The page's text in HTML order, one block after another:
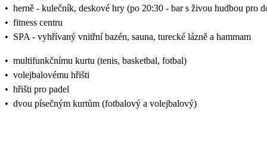
• herně - kulečník, deskové hry (po 20:30 - bar s živou hudbou pro
• fitness centru
• SPA - vyhřívaný vnitřní bazén, sauna, turecké lázně a hammam
• multifunkčnímu kurtu (tenis, basketbal, fotbal)
• volejbalovému hřišti
• hřišti pro padel
• dvou písečným kurtům (fotbalový a volejbalový)